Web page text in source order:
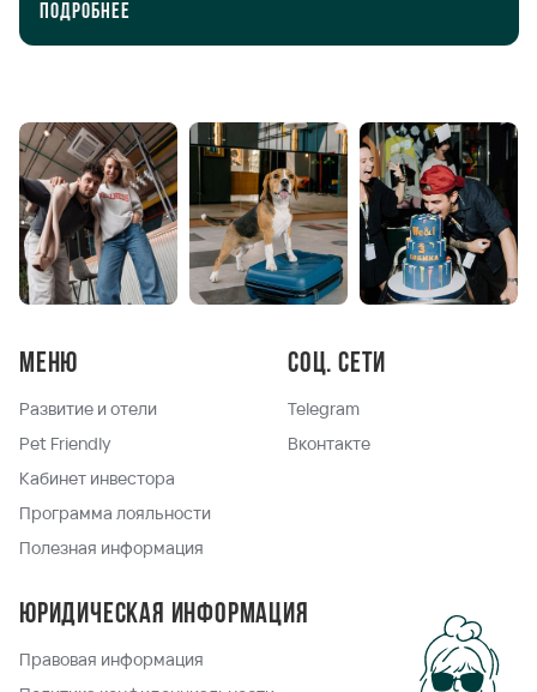
Подробнее
Меню
Развитие и отели
Pet Friendly
Кабинет инвестора
Программа лояльности
Полезная информация
Соц. сети
Telegram
Вконтакте
Юридическая информация
Правовая информация